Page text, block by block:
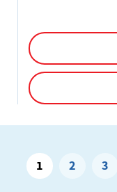
1 2 3